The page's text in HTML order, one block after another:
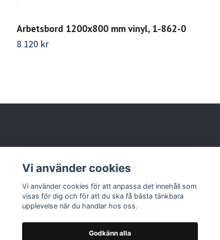
Arbetsbord 1200x800 mm vinyl, 1-862-0
8 120 kr
Läs mer
Vi använder cookies
Vi använder cookies för att anpassa det innehåll som
visas för dig och för att du ska få bästa tänkbara
upplevelse när du handlar hos oss.
Godkänn alla